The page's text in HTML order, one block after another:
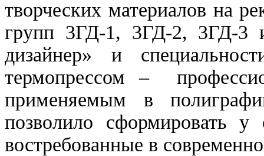
творческих материалов на
групп 3ГД-1, 3ГД-2, 3ГД-3
дизайнер» и
термопрессом –
применяемым в
позволило сформировать у
востребованные в